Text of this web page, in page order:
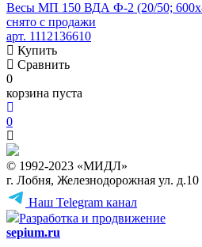
Весы МП 150 ВДА Ф-2 (20/50;
снято с продажи
арт. 1112136610
Купить
Сравнить
0
корзина пуста
0
© 1992-2023 «МИДЛ»
г. Лобня, Железнодорожная ул. д.10
Наш Telegram канал
Разработка и продвижение
sepium.ru